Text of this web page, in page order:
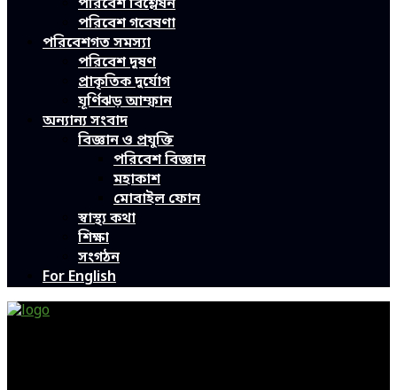
পরিবেশ বিশ্লেষন
পরিবেশ গবেষণা
পরিবেশগত সমস্যা
পরিবেশ দূষণ
প্রাকৃতিক দুর্যোগ
ঘূর্ণিঝড় আম্ফান
অন্যান্য সংবাদ
বিজ্ঞান ও প্রযুক্তি
পরিবেশ বিজ্ঞান
মহাকাশ
মোবাইল ফোন
স্বাস্থ্য কথা
শিক্ষা
সংগঠন
For English